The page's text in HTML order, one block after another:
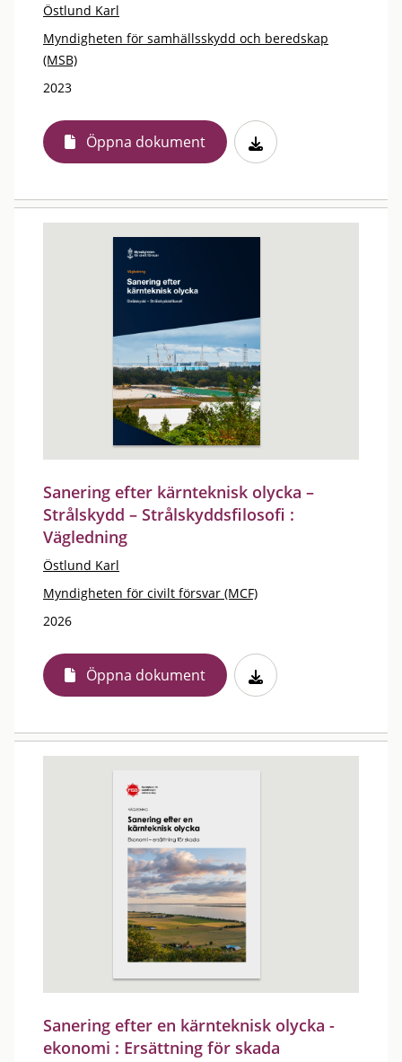
Östlund Karl
Myndigheten för samhällsskydd och beredskap
(MSB)
2023
Öppna dokument
Sanering efter kärnteknisk olycka –
Strålskydd – Strålskyddsfilosofi :
Vägledning
Östlund Karl
Myndigheten för civilt försvar (MCF)
2026
Öppna dokument
Sanering efter en kärnteknisk olycka -
ekonomi : Ersättning för skada